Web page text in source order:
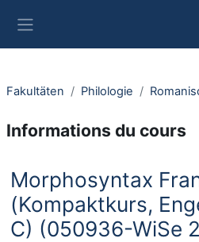
Fakultäten Philologie
Informations du cours
Morphosyntax
(Kompaktkurs,
C) (050936-WiSe